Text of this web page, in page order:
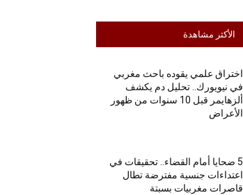
الأكثر مشاهدة
اختراق علمي يقوده باحث مغربي
في نيويورك.. تحليل دم يكشف
ألزهايمر قبل 10 سنوات من ظهور
الأعراض
5 ضحايا أمام القضاء.. تحقيقات في
اعتداءات جنسية مفترضة تطال
قاصرات مغربيات بسبتة